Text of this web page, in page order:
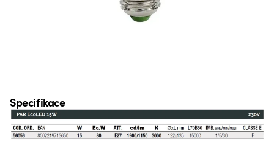
Specifikace